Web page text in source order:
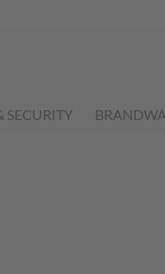
SECURITY